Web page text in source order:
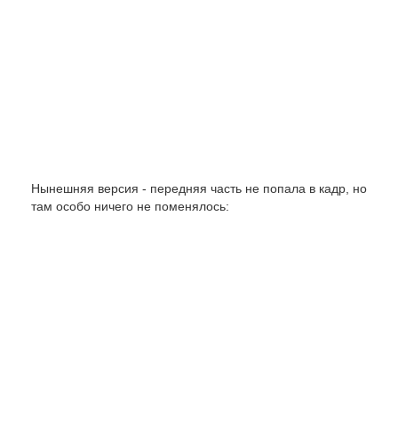
Нынешняя версия - передняя часть не попала в кадр, но
там особо ничего не поменялось: